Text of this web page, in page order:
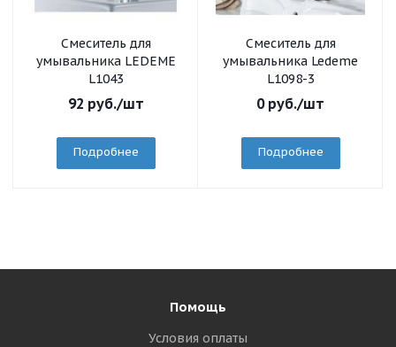
Смеситель для
умывальника LEDEME
L1043
92 руб./шт
Подробнее
Смеситель для
умывальника Ledeme
L1098-3
0руб./шт
Подробнее
Помощь
Условия оплаты